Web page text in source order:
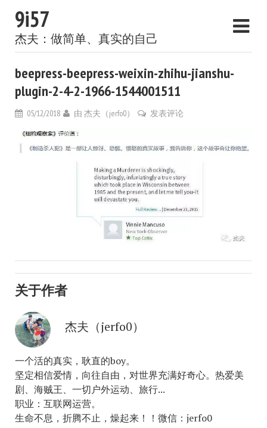
9i57
杰夫：做简单、真实的自己
beepress-beepress-weixin-zhihu-jianshu-
plugin-2-4-2-1966-1544001511
05/12/2018 由 杰夫（jerfo0） 发表评论
关于作者
杰夫（jerfo0）
一个活的真实，耿直的boy。
坚定相信爱情，向往自由，对世界充满好奇心。热爱美
剧、海贼王、一切户外运动、旅行...
职业：互联网运营。
生命不息，折腾不止，燥起来！！微信：jerfo0